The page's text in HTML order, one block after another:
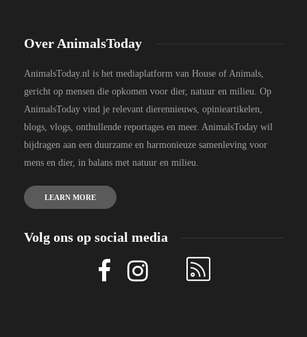
Over AnimalsToday
AnimalsToday.nl is het mediaplatform van House of Animals,
gericht op mensen die opkomen voor dier, natuur en milieu. Op
AnimalsToday vind je relevant dierennieuws, opinieartikelen,
blogs, vlogs, onthullende reportages en meer. AnimalsToday wil
bijdragen aan een duurzame en harmonieuze samenleving voor
mens en dier, in balans met natuur en milieu.
LEARN MORE
Volg ons op social media